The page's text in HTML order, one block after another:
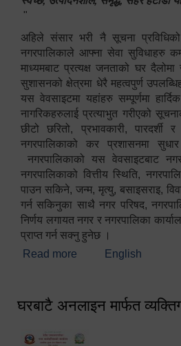
"
अहिले संसार भरी नै सूचना
नगरपालिकाले आफ्ना सेवा सुविधाहरु
माध्यमबाट प्रत्यक्ष जनताको घर
सुशासनको क्षेत्रमा धेरै महत्वपुर्ण
यस वेवसाइटमा यहांहरु सम्पूर्णमा
नागरिकहरुलाई प्रत्याभुत गरीएको
छीटो छरितो, प्रभावकारी,
नगरपालिकाको कर प्रशासनमा
नगरपालिकाको यस वेवसाइटबाट
नगरपालिकाको वित्तीय स्थिति,
पाउन सकिने, जन्म, मृत्यु, बसाइसराइ,
गर्न सकिनुका साथै नगर परिषद,
निर्णय लगायत नगर र नगरपालिका
प्राप्त गर्न सक्नु हुनेछ ।
Read more about स्वागतम!!!
English
घरबाटै अनलाइन मार्फत